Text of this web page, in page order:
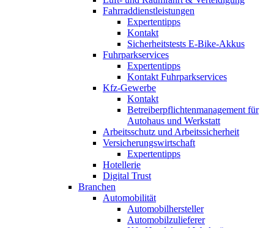
Fahrraddienstleistungen
Expertentipps
Kontakt
Sicherheitstests E-Bike-Akkus
Fuhrparkservices
Expertentipps
Kontakt Fuhrparkservices
Kfz-Gewerbe
Kontakt
Betreiberpflichtenmanagement für
Autohaus und Werkstatt
Arbeitsschutz und Arbeitssicherheit
Versicherungswirtschaft
Expertentipps
Hotellerie
Digital Trust
Branchen
Automobilität
Automobilhersteller
Automobilzulieferer